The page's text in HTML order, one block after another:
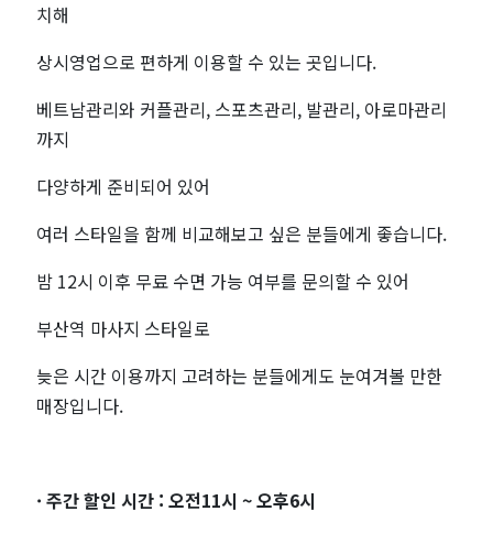
치해
상시영업으로 편하게 이용할 수 있는 곳입니다.
베트남관리와 커플관리, 스포츠관리, 발관리, 아로마관리
까지
다양하게 준비되어 있어
여러 스타일을 함께 비교해보고 싶은 분들에게 좋습니다.
밤 12시 이후 무료 수면 가능 여부를 문의할 수 있어
부산역 마사지 스타일로
늦은 시간 이용까지 고려하는 분들에게도 눈여겨볼 만한
매장입니다.
· 주간 할인 시간 : 오전11시 ~ 오후6시